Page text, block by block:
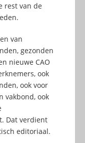
rest van de
van
gezonden
nieuwe CAO
ook
ook voor
vakbond, ook
Dat verdient
editoriaal.